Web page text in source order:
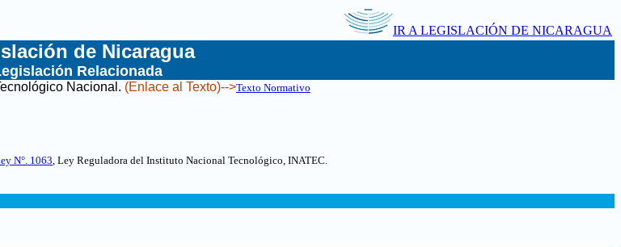
IR A LEGISLACIÓN DE NICARAGUA
de Nicaragua
Relacionada
Nacional . (Enlace al Texto)-->Texto Normativo
N°. 1063, Ley Reguladora del Instituto Nacional Tecnológico, INATEC.